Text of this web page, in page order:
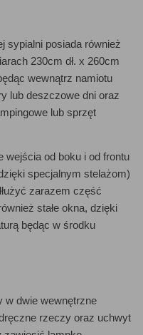
sypialni posiada również
230cm dł. x 260cm
wewnątrz namiotu
lub deszczowe dni oraz
lub sprzęt
wejścia od boku i od frontu
specjalnym stelażom)
zarazem część
stałe okna, dzięki
będąc w środku
w dwie wewnętrzne
rzeczy oraz uchwyt